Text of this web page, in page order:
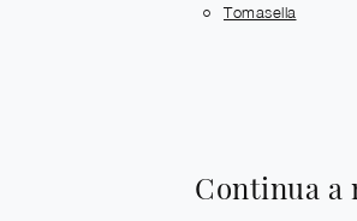
Tomasella
Continua a